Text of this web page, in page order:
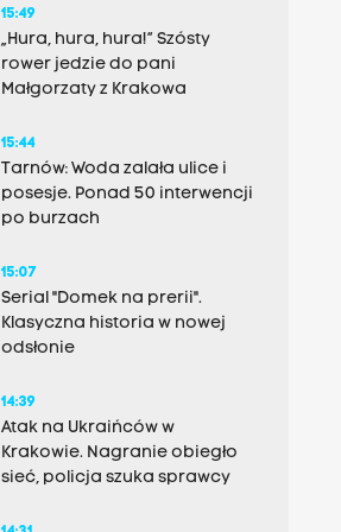
15:49
„Hura, hura, hura!” Szósty
rower jedzie do pani
Małgorzaty z Krakowa
15:44
Tarnów: Woda zalała ulice i
posesje. Ponad 50 interwencji
po burzach
15:07
Serial "Domek na prerii".
Klasyczna historia w nowej
odsłonie
14:39
Atak na Ukraińców w
Krakowie. Nagranie obiegło
sieć, policja szuka sprawcy